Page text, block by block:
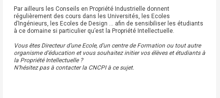
Par ailleurs les Conseils en Propriété Industrielle donnent
régulièrement des cours dans les Universités, les Ecoles
d’Ingénieurs, les Ecoles de Design … afin de sensibiliser les étudiants
à ce domaine si particulier qu’est la Propriété Intellectuelle.
Vous êtes Directeur d’une Ecole, d’un centre de Formation ou tout autre
organisme d’éducation et vous souhaitez initier vos élèves et étudiants à
la Propriété Intellectuelle ?
N’hésitez pas à contacter la CNCPI à ce sujet.